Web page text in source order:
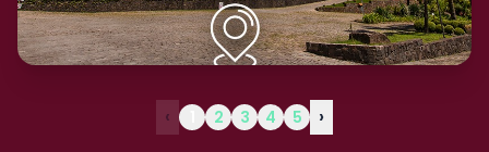
Farroupilha
Farina Park Hotel
‹ 2 3 4 5 ›